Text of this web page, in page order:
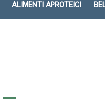
ALIMENTI APROTEICI